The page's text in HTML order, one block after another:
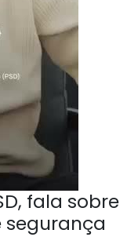
fala sobre
segurança